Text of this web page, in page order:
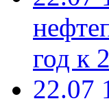
год к
22.07